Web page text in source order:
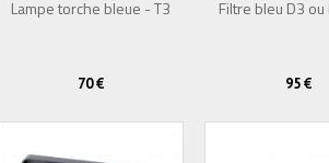
Lampe torche bleue - T3
70 €
Filtre bleu D3 ou
95 €